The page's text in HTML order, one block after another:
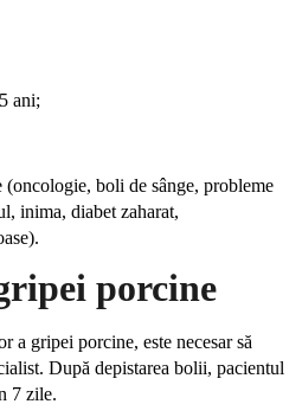
ani;
boli de sânge, probleme
inima, diabet zaharat,
porcine
a gripei porcine, este necesar să
După depistarea bolii, pacientul
7 zile.